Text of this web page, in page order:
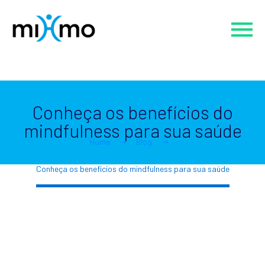
Conheça os benefícios do
mindfulness para sua saúde
Home Blog
Conheça os benefícios do mindfulness para sua saúde